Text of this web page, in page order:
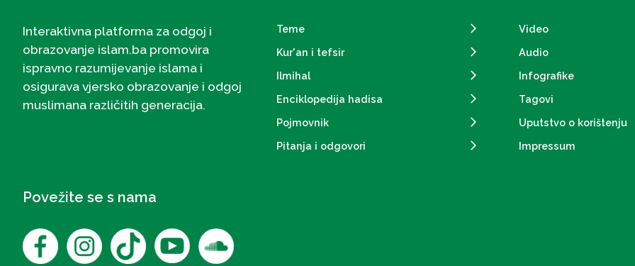
Interaktivna platforma za odgoj i
obrazovanje islam.ba promovira
ispravno razumijevanje islama i
osigurava vjersko obrazovanje i odgoj
muslimana različitih generacija.
Teme
Kur'an i tefsir
Ilmihal
Enciklopedija hadisa
Pojmovnik
Pitanja i odgovori
Video
Audio
Infografike
Tagovi
Uputstvo o korištenju
Impressum
Povežite se s nama